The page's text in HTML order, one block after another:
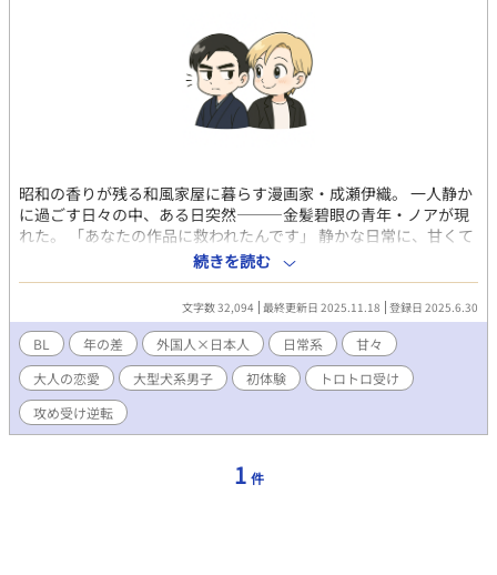
昭和の香りが残る和風家屋に暮らす漫画家・成瀬伊織。 一人静か
に過ごす日々の中、ある日突然―――金髪碧眼の青年・ノアが現
れた。 「あなたの作品に救われたんです」 静かな日常に、甘くて
やっかいな嵐が舞い降りた――― 和服の漫画家×大型わんこ系ア
メリカ人
続きを読む
文字数 32,094 最終更新日 2025.11.18 登録日 2025.6.30
BL 年の差 外国人×日本人 日常系
甘々
大人の恋愛
大型犬系男子 初体験
トロトロ受け
攻め受け逆転
1 件